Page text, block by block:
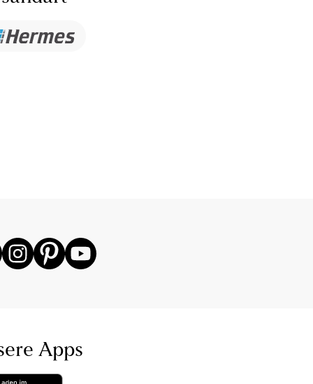
Apps